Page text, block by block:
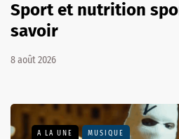
Sport et nutrition
savoir
8 août 2026
A LA UNE MUSIQUE